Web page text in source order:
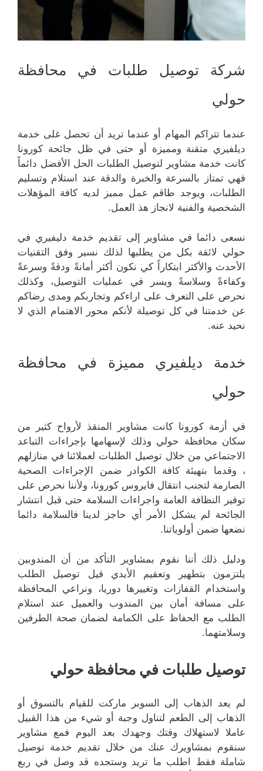
شركة توصيل طلبات في محافظة
حولي
عندما تتراكم المهام أو عندما تريد أن تحصل غلى خدمة
ديلفيري متقنة ومميزة أو حتى في ظل جائحة كورونا
كانت خدمة مشاوير لتوصيل الطلبات الحل الأفضل دائماً
فهي تمتاز بالسرعة والخبرة والدقة عند استلام وتسليم
الطلبات، ويوجد طاقم عمل مميز لديه كافة المؤهلات
الشخصية والفنية لانجاز هذ العمل.
نسعى دائما في مشاوير إلى تقديم خدمة دليفيري في
حولي لائقة بكل من يطلبها لذلك نسير وفق التقنيات
الأحدث والأكثر ابتكاراً كي نكون أكثر أمانةً ودقةً وسرعةً
وكفاءةً وسلاسةً ويسر في عمليات التوصيل، وكذلك
نحرص على التعرف على اراءكم وتجاربكم ومدى رضاكم
عن خدمتنا في كل توصيلة لأنكم محور الاهتمام الذي لا
نحيد عنه.
خدمة ديلفيري مميزة في محافظة
حولي
في أزمة كورونا كانت مشاوير المنقذ لأرواح كثير من
سكان محافظة حولي وذلك لإسهامها بإجراءات التباعد
الاجتماعي من خلال توصيل الطلبات لعملائنا في منازلهم
، وقدما بتهيئة كافة الكوادر ضمن الإجراءات الصحية
الصارمة لتجنب انتقال فايروس كورونا، ولأننا نحرص على
توفير النظافة العامة واجراءات السلامة حتى قبل انتشار
الجائحة لم يشكل الأمر أي حاجز لدينا فالسلامة دائما
نضعها ضمن أولوياتنا.
ودليل ذلك أننا نقوم بمشاوير التأكد من أن المندوبين
يلتزمون بتطهير وتعقيم الأيدي قيل توصيل الطلب
واستخدام القفازات وتغييرها دوريا، ونراعي المحافظة
على مسافة أمان بين المندوب والعميل عند استلام
الطلب مع الحفاظ على الكمامة لضمان صحة الطرفين
وسلامتهما.
توصيل طلبات في محافظة حولي
لم يعد الذهاب إلى السوبر ماركت للقيام بالتسوق أو
الذهاب إلى الطعم لتناول وجبة أو شيء من هذا القبيل
عاملا لاستهلاك وقتك وجهدك بعد اليوم فمع مشاوير
سنقوم بمشاويرك عنك من خلال تقديم خدمة توصيل
شاملة فقط اطلب ما تريد وستجده قد وصل في ربع